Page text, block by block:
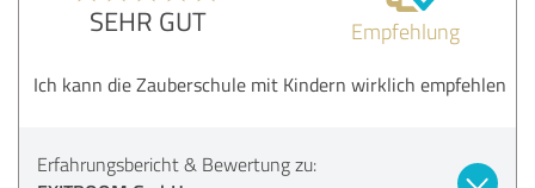
SEHR GUT Empfehlung
Ich kann die Zauberschule mit Kindern wirklich empfehlen
Erfahrungsbericht & Bewertung zu: